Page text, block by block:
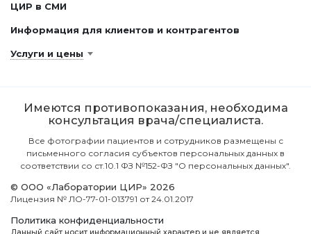
ЦИР в СМИ
Информация для клиентов и контрагентов
Услуги и цены
Имеются противопоказания, необходима
консультация врача/специалиста.
Все фотографии пациентов и сотрудников размещены с
письменного согласия субъектов персональных данных в
соответствии со ст.10.1 ФЗ №152-ФЗ "О персональных данных".
© ООО «Лаборатории ЦИР» 2026
Лицензия № ЛО-77-01-013791 от 24.01.2017
Политика конфиденциальности